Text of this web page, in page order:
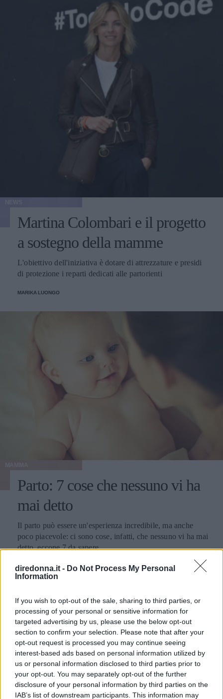
diredonna.it - Do Not Process My Personal
Information
If you wish to opt-out of the sale, sharing to third parties, or
processing of your personal or sensitive information for
targeted advertising by us, please use the below opt-out
section to confirm your selection. Please note that after your
opt-out request is processed you may continue seeing
interest-based ads based on personal information utilized by
us or personal information disclosed to third parties prior to
your opt-out. You may separately opt-out of the further
disclosure of your personal information by third parties on the
IAB’s list of downstream participants. This information may
Martina Colombari e il progetto
a sostegno della mamme
L'obiettivo dell'iniziativa è dotare di attrezzature e presidi
di protezione i reparti dedicati alle partorienti
MARIKA LUONGO
Parto: 7 cose che nessuno vi ha
mai detto
Il parto può essere un'esperienza incredibile, ma anche
poco piacevole: ci sono cose, infatti, che nessuno vi ha mai
detto, eccone 7 da sapere.
ELEONORA D'UFFIZI